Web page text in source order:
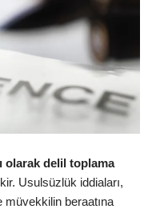
olarak delil toplama
Usulsüzlük iddiaları,
beraatına